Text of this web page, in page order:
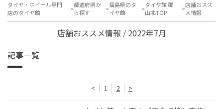
タイヤ・ホイール専門
店のタイヤ館
都道府県か
ら探す
福島県のタ
イヤ館
タイヤ館 郡
山北TOP
店舗おスス
メ情報
店舗おススメ情報 / 2022年7月
記事一覧
< 1 2 >